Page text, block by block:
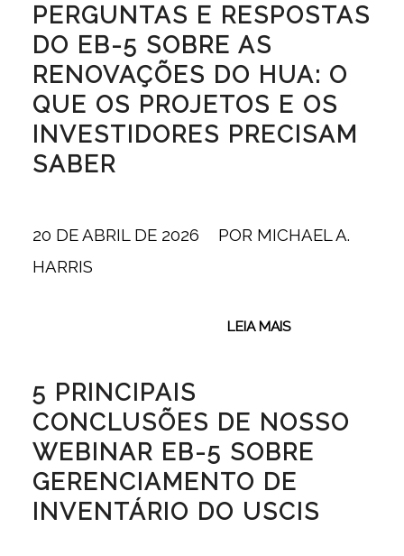
PERGUNTAS E RESPOSTAS
DO EB-5 SOBRE AS
RENOVAÇÕES DO HUA: O
QUE OS PROJETOS E OS
INVESTIDORES PRECISAM
SABER
20 DE ABRIL DE 2026
/ POR MICHAEL A.
HARRIS
LEIA MAIS
5 PRINCIPAIS
CONCLUSÕES DE NOSSO
WEBINAR EB-5 SOBRE
GERENCIAMENTO DE
INVENTÁRIO DO USCIS